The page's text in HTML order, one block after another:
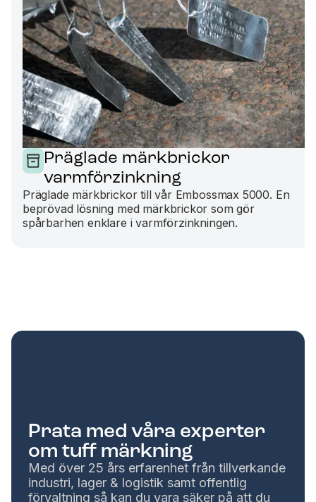
Präglade märkbrickor
varmförzinkning
Präglade märkbrickor till vår Embossmax 5000. En
beprövad lösning med märkbrickor som gör
spårbarhen enklare i varmförzinkningen.
Prata med våra experter
om tuff märkning
Med över 25 års erfarenhet från tillverkande
industri, lager & logistik samt offentlig
förvaltning så kan du vara säker på att du